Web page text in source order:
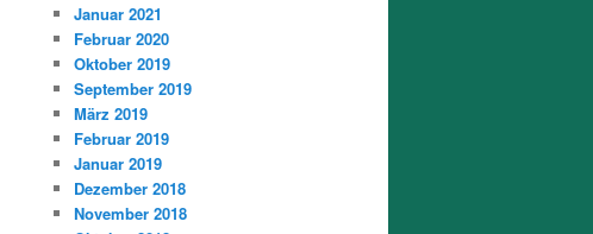
Januar 2021
Februar 2020
Oktober 2019
September 2019
März 2019
Februar 2019
Januar 2019
Dezember 2018
November 2018